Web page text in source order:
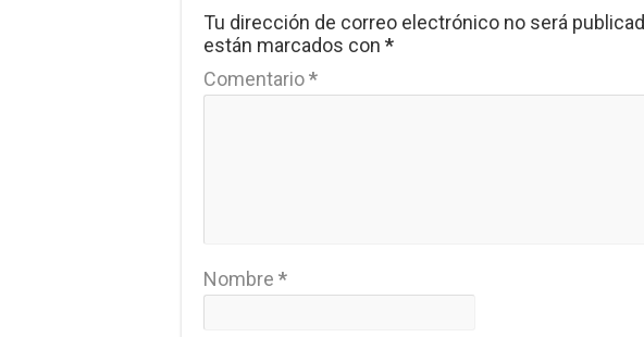
Tu dirección de correo electrónico no será
están marcados con *
Comentario*
Nombre *